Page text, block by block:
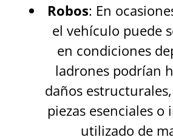
Robos: En
el vehículo puede
en condiciones
ladrones podrían
daños
piezas esenciales
utilizado de